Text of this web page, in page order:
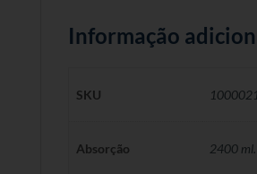
Informação
SKU
Absorção 2400 ml.